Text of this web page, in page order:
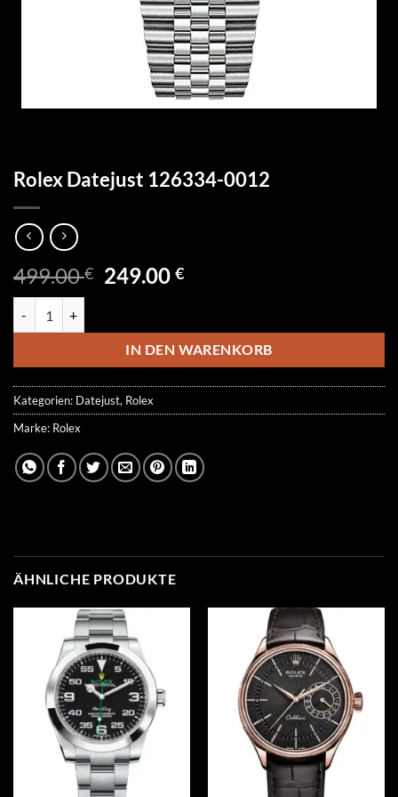
Rolex Datejust 126334-0012
499.00€ Ursprünglicher
499.00 €
249.00€Aktueller
249.00 €.
IN DEN WARENKORB
Kategorien: Datejust, Rolex
Marke: Rolex
ÄHNLICHE PRODUKTE